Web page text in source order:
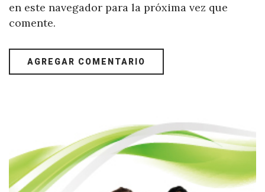
en este navegador para la próxima vez que
comente.